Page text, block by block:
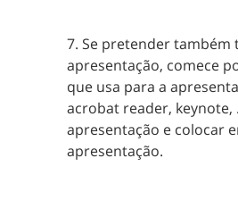
7. Se pretender
apresentação, comece
que usa para a
acrobat reader, keynote,
apresentação e colocar
apresentação.